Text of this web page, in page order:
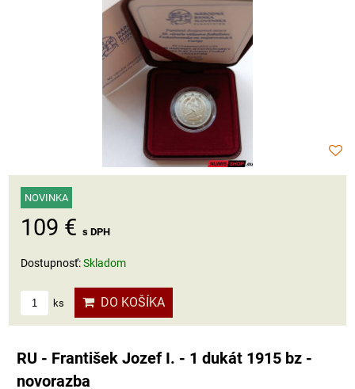
NOVINKA
109 € s DPH
Dostupnosť:Skladom
ks DO KOŠÍKA
RU - František Jozef I. - 1 dukát 1915 bz -
novorazba